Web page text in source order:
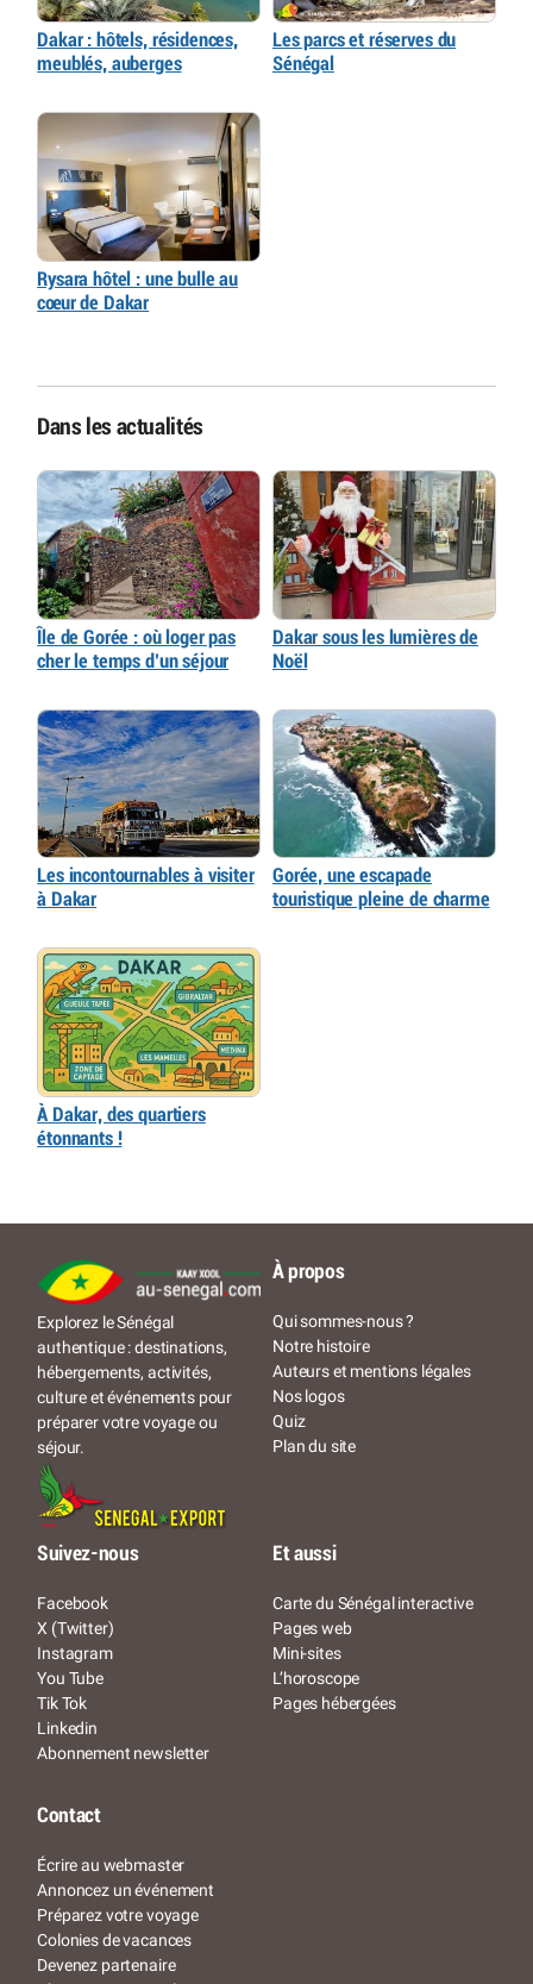
Dakar : hôtels, résidences,
meublés, auberges
Les parcs et réserves du
Sénégal
Rysara hôtel : une bulle au
cœur de Dakar
Dans les actualités
Île de Gorée : où loger pas
cher le temps d’un séjour
Dakar sous les lumières de
Noël
Les incontournables à visiter
à Dakar
Gorée, une escapade
touristique pleine de charme
À Dakar, des quartiers
étonnants !
Explorez le Sénégal
authentique : destinations,
hébergements, activités,
culture et événements pour
préparer votre voyage ou
séjour.
À propos
Qui sommes-nous ?
Notre histoire
Auteurs et mentions légales
Nos logos
Quiz
Plan du site
Suivez-nous
Facebook
X (Twitter)
Instagram
You Tube
Tik Tok
Linkedin
Abonnement newsletter
Et aussi
Carte du Sénégal interactive
Pages web
Mini-sites
L’horoscope
Pages hébergées
Contact
Écrire au webmaster
Annoncez un événement
Préparez votre voyage
Colonies de vacances
Devenez partenaire